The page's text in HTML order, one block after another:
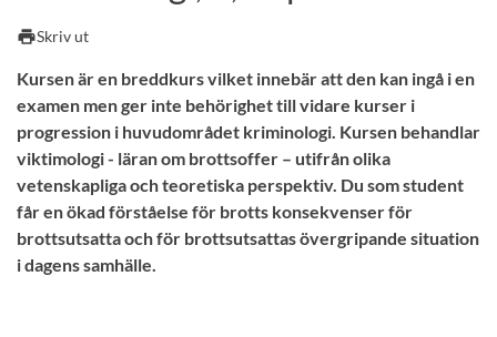
printSkriv ut
Kursen är en breddkurs vilket innebär att den kan ingå i en
examen men ger inte behörighet till vidare kurser i
progression i huvudområdet kriminologi. Kursen behandlar
viktimologi - läran om brottsoffer – utifrån olika
vetenskapliga och teoretiska perspektiv. Du som student
får en ökad förståelse för brotts konsekvenser för
brottsutsatta och för brottsutsattas övergripande situation
i dagens samhälle.